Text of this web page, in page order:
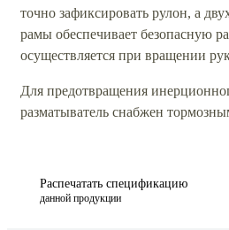
точно зафиксировать рулон, а
рамы обеспечивает безопасную
осуществляется при вращении
Для предотвращения
разматыватель снабжен
Распечатать спецификацию
данной продукции